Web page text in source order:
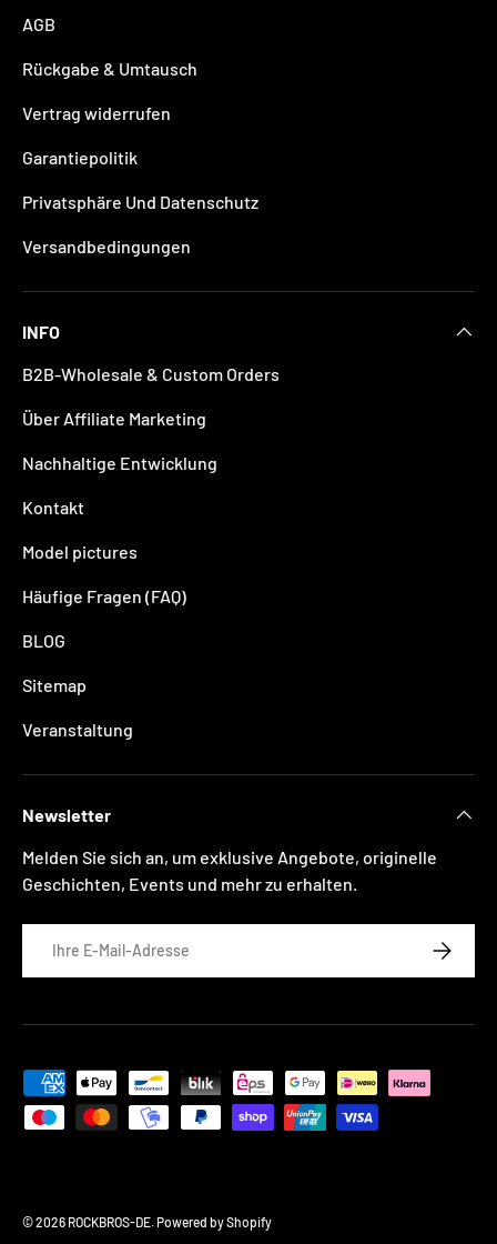
AGB
Rückgabe & Umtausch
Vertrag widerrufen
Garantiepolitik
Privatsphäre Und Datenschutz
Versandbedingungen
INFO
B2B-Wholesale & Custom Orders
Über Affiliate Marketing
Nachhaltige Entwicklung
Kontakt
Model pictures
Häufige Fragen (FAQ)
BLOG
Sitemap
Veranstaltung
Newsletter
Melden Sie sich an, um exklusive Angebote, originelle
Geschichten, Events und mehr zu erhalten.
Zahlungsmethoden
© 2026 ROCKBROS-DE. Powered by Shopify